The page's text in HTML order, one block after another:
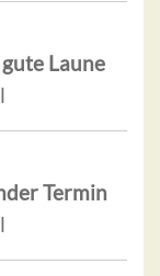
Laune
Termin